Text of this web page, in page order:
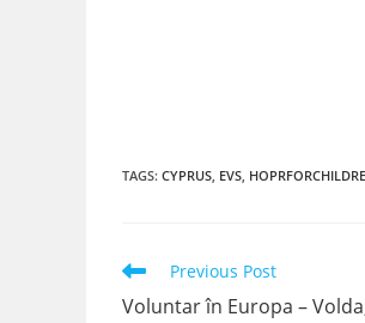
TAGS: CYPRUS EVS
Read
articles
Previous Post
Voluntar în Europa –